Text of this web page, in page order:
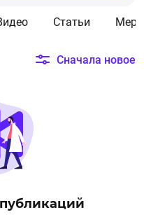
Статьи
Сначала новое